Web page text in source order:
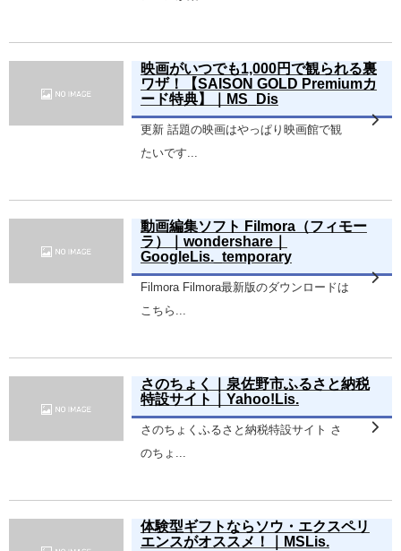
映画がいつでも1,000円で観られる裏
ワザ！【SAISON GOLD Premiumカ
ード特典】｜MS_Dis
更新 話題の映画はやっぱり映画館で観
たいです...
動画編集ソフト Filmora（フィモー
ラ）｜wondershare｜
GoogleLis._temporary
Filmora Filmora最新版のダウンロードは
こちら...
さのちょく｜泉佐野市ふるさと納税
特設サイト｜Yahoo!Lis.
さのちょくふるさと納税特設サイト さ
のちょ...
体験型ギフトならソウ・エクスペリ
エンスがオススメ！｜MSLis.